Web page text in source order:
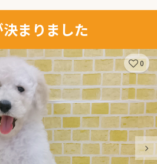
まりました
0